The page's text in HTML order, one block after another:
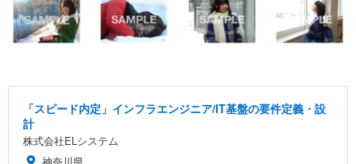
「スピード内定」インフラエンジニア/IT基盤の要件定義・設
計
株式会社ELシステム